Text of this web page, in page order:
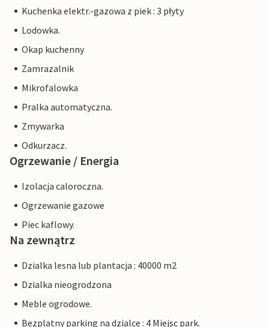
Kuchenka elektr.-gazowa z piek : 3 płyty
Lodowka.
Okap kuchenny
Zamrazalnik
Mikrofalowka
Pralka automatyczna.
Zmywarka
Odkurzacz.
Ogrzewanie / Energia
Izolacja caloroczna.
Ogrzewanie gazowe
Piec kaflowy.
Na zewnątrz
Dzialka lesna lub plantacja : 40000 m2
Dzialka nieogrodzona
Meble ogrodowe.
Bezplatny parking na dzialce : 4 Miejsc park.